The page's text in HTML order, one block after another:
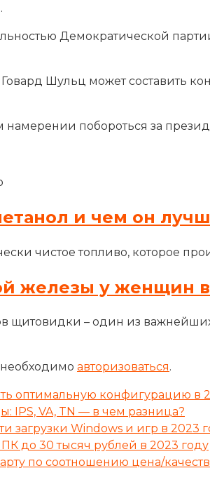
Демократической
Шульц может составить
побороться за
и чем он
чистое топливо, которое
железы у женщин
щитовидки – один из
авторизоваться.
оптимальную конфигурацию в
IPS, VA, TN — в чем разница?
загрузки Windows и игр в 2023
до 30 тысяч рублей в 2023 году
по соотношению цена/